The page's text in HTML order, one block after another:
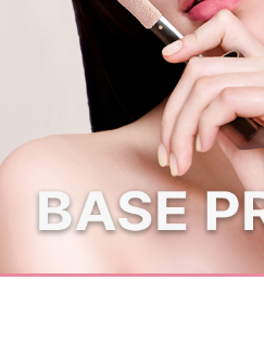
카카오톡 채널추가